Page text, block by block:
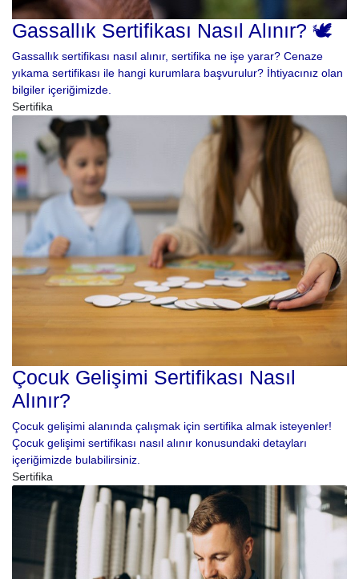
Gassallık Sertifikası Nasıl Alınır? 🕊️
Gassallık sertifikası nasıl alınır, sertifika ne işe yarar? Cenaze
yıkama sertifikası ile hangi kurumlara başvurulur? İhtiyacınız olan
bilgiler içeriğimizde.
Sertifika
Çocuk Gelişimi Sertifikası Nasıl
Alınır?
Çocuk gelişimi alanında çalışmak için sertifika almak isteyenler!
Çocuk gelişimi sertifikası nasıl alınır konusundaki detayları
içeriğimizde bulabilirsiniz.
Sertifika